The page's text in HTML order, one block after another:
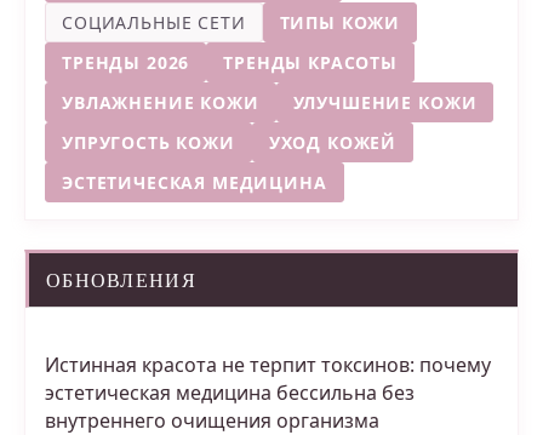
СОЦИАЛЬНЫЕ СЕТИ
ТИПЫ КОЖИ
ТРЕНДЫ 2026
ТРЕНДЫ КРАСОТЫ
УВЛАЖНЕНИЕ КОЖИ
УЛУЧШЕНИЕ КОЖИ
УПРУГОСТЬ КОЖИ
УХОД КОЖЕЙ
ЭСТЕТИЧЕСКАЯ МЕДИЦИНА
ОБНОВЛЕНИЯ
Истинная красота не терпит токсинов: почему
эстетическая медицина бессильна без
внутреннего очищения организма